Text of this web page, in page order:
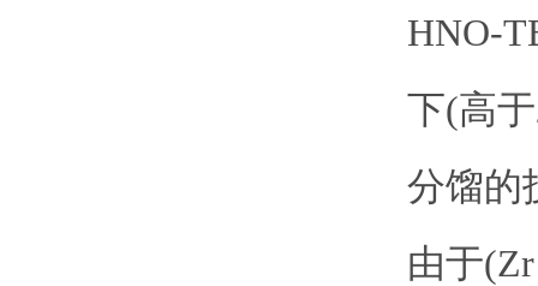
HNO-
下(高
分馏的
由于